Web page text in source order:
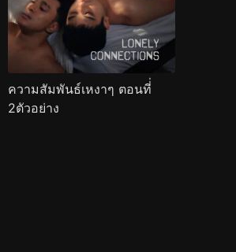
ความสัมพันธ์เหงาๆ ตอนที่่
2ตัวอย่าง